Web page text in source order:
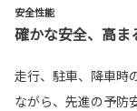
安全性能
確かな安全、高ま
走行、駐車、降車時
ながら、先進の予防